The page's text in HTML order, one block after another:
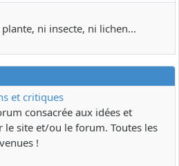
ni insecte, ni lichen...
et critiques
consacrée aux idées et
site et/ou le forum. Toutes les
!